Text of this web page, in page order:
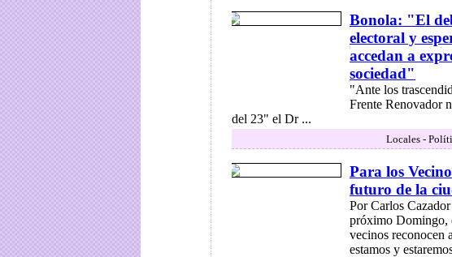
Bonola: "El
electoral y
accedan a
sociedad"
"Ante los
Frente Renovador
del 23" el Dr ...
Locales -
Para los
futuro de la
Por Carlos
próximo Domingo,
vecinos reconocen
estamos y